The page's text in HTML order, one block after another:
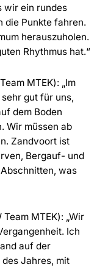
wir ein rundes
die Punkte fahren.
herauszuholen.
Rhythmus hat.“
MTEK): „Im
gut für uns,
dem Boden
Wir müssen ab
Zandvoort ist
Bergauf- und
was
MTEK): „Wir
Ich
auf der
Jahres, mit